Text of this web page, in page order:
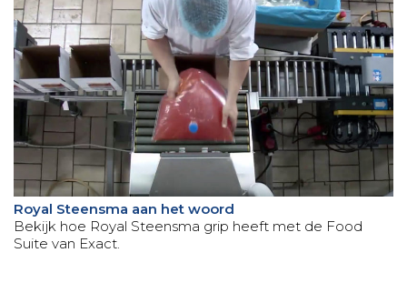
Royal Steensma aan het woord
Bekijk hoe Royal Steensma grip heeft met de Food
Suite van Exact.